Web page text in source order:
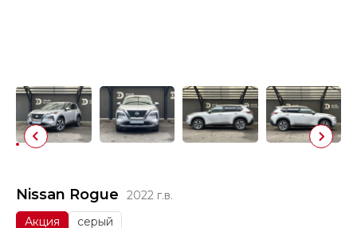
Nissan Rogue
2022 г.в.
Акция
серый